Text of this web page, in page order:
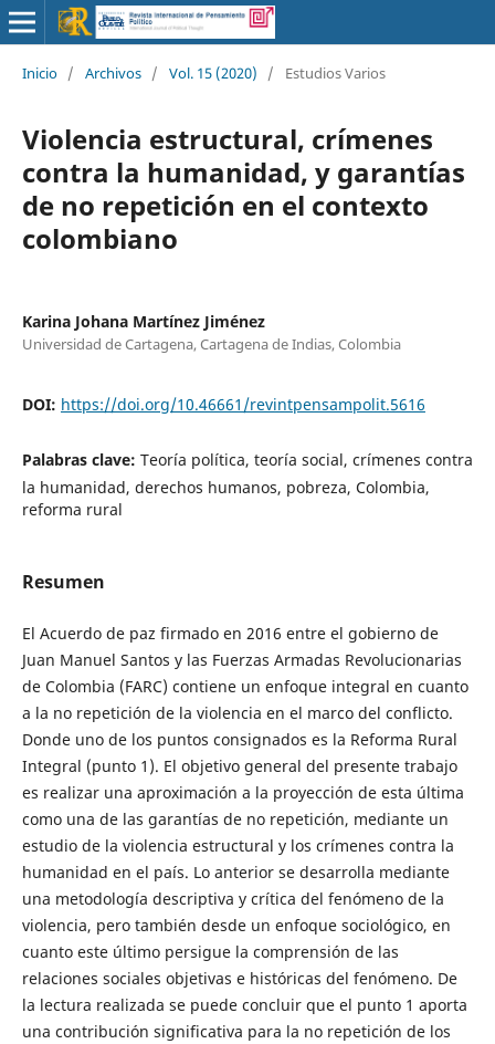
Inicio / Archivos / Vol. 15 (2020) / Estudios Varios
Violencia estructural, crímenes
contra la humanidad, y garantías
de no repetición en el contexto
colombiano
Karina Johana Martínez Jiménez
Universidad de Cartagena, Cartagena de Indias, Colombia
DOI: https://doi.org/10.46661/revintpensampolit.5616
Palabras clave: Teoría política, teoría social, crímenes contra
la humanidad, derechos humanos, pobreza, Colombia,
reforma rural
Resumen
El Acuerdo de paz firmado en 2016 entre el gobierno de
Juan Manuel Santos y las Fuerzas Armadas Revolucionarias
de Colombia (FARC) contiene un enfoque integral en cuanto
a la no repetición de la violencia en el marco del conflicto.
Donde uno de los puntos consignados es la Reforma Rural
Integral (punto 1). El objetivo general del presente trabajo
es realizar una aproximación a la proyección de esta última
como una de las garantías de no repetición, mediante un
estudio de la violencia estructural y los crímenes contra la
humanidad en el país. Lo anterior se desarrolla mediante
una metodología descriptiva y crítica del fenómeno de la
violencia, pero también desde un enfoque sociológico, en
cuanto este último persigue la comprensión de las
relaciones sociales objetivas e históricas del fenómeno. De
la lectura realizada se puede concluir que el punto 1 aporta
una contribución significativa para la no repetición de los